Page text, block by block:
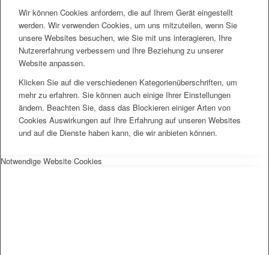
Wir können Cookies anfordern, die auf Ihrem Gerät eingestellt
werden. Wir verwenden Cookies, um uns mitzuteilen, wenn Sie
unsere Websites besuchen, wie Sie mit uns interagieren, Ihre
Nutzererfahrung verbessern und Ihre Beziehung zu unserer
Website anpassen.
Klicken Sie auf die verschiedenen Kategorienüberschriften, um
mehr zu erfahren. Sie können auch einige Ihrer Einstellungen
ändern. Beachten Sie, dass das Blockieren einiger Arten von
Cookies Auswirkungen auf Ihre Erfahrung auf unseren Websites
und auf die Dienste haben kann, die wir anbieten können.
Notwendige Website Cookies